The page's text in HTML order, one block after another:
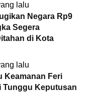
lalu
Negara Rp9
Segera
di Kota
lalu
Keamanan Feri
Tunggu Keputusan